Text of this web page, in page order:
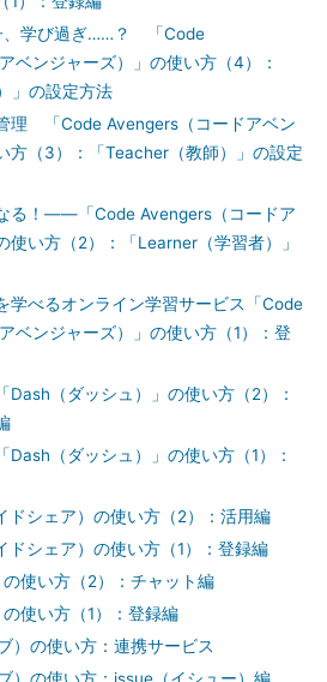
、学び過ぎ……？ 「Code
ベンジャーズ）」の使い方（4）：
」の設定方法
理 「Code Avengers（コードアベン
方（3）：「Teacher（教師）」の設定
る！――「Code Avengers（コードア
使い方（2）：「Learner（学習者）」
学べるオンライン学習サービス「Code
ベンジャーズ）」の使い方（1）：登
Dash（ダッシュ）」の使い方（2）：
Dash（ダッシュ）」の使い方（1）：
ドシェア）の使い方（2）：活用編
ドシェア）の使い方（1）：登録編
使い方（2）：チャット編
使い方（1）：登録編
）の使い方：連携サービス